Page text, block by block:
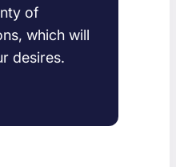
of
which will
desires.